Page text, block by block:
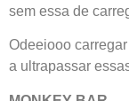
sem essa de
Odeeiooo
a ultrapassar